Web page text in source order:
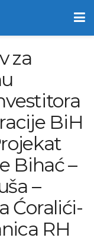
za
BiH
Bihać –
–
Ćoralići-
RH